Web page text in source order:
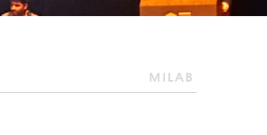
MILAB